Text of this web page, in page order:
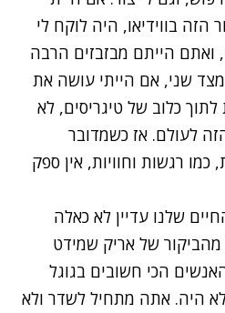
בווידיאו, היה לוקח לי
ואתם הייתם מבזבזים הרבה
מצד שני, אם הייתי עושה את
כלוב של טיגריסים, לא
לעולם. אז כשמדובר
כמו רגשות וחוויות, אין ספק
שלנו עדיין לא כאלה
מהביקור של אריק שמידט
הכי חשובים בגוגל
היה. אתה מתחיל לשדר ולא